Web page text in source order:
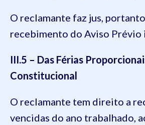
O reclamante faz jus,
recebimento do Aviso Prévio
III.5 – Das Férias
Constitucional
O reclamante tem direito a
vencidas do ano trabalhado,